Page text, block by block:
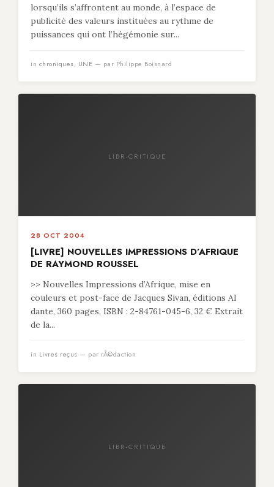
lorsqu’ils s’affrontent au monde, à l’espace de
publicité des valeurs instituées au rythme de
puissances qui ont l’hégémonie sur...
in chroniques, UNE — par Philippe Boisnard
LIBR-CRITIQUE
28 OCT 2004
[LIVRE] NOUVELLES IMPRESSIONS D’AFRIQUE
DE RAYMOND ROUSSEL
>> Nouvelles Impressions d’Afrique, mise en
couleurs et post-face de Jacques Sivan, éditions Al
dante, 360 pages, ISBN : 2-84761-045-6, 32 € Extrait
de la...
in Livres reçus — par rÃ©daction
LIBR-CRITIQUE